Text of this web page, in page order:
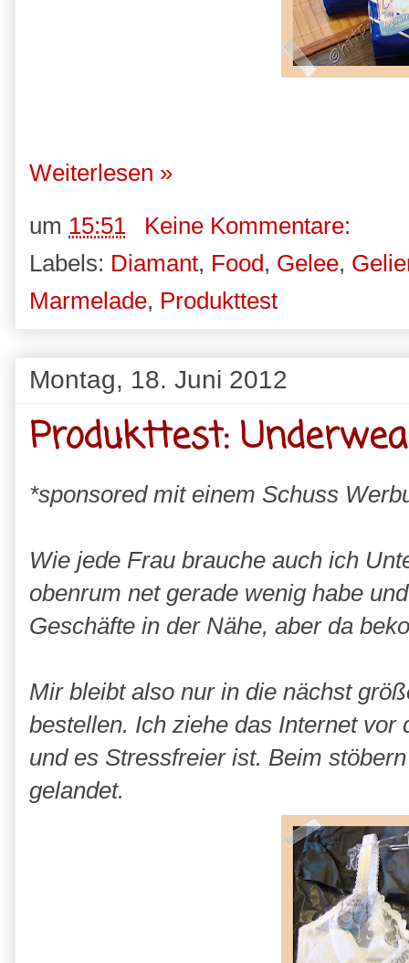
Weiterlesen »
um 15:51
Keine Kommentare:
Labels: Diamant, Food, Gelee,
Marmelade, Produkttest
Montag, 18. Juni 2012
Produkttest:
*sponsored mit einem Schuss
Wie jede Frau brauche auch ich
obenrum net gerade wenig habe
Geschäfte in der Nähe, aber da
Mir bleibt also nur in die nächst
bestellen. Ich ziehe das Internet
und es Stressfreier ist. Beim
gelandet.